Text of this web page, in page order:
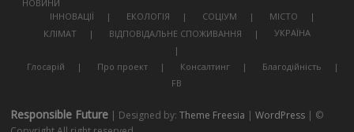
НОВИНИ
ІННОВАЦІЇ
ЕКОЛОГІЯ СОЦІУМ
МІСТО
КЛІМАТ
ВІДПОВІДАЛЬНЕ СПОЖИВАННЯ УКРАЇНА
Глосарій Про проект Консалтинг
Благодійність
FB
Responsible Future | Designed by:Theme Freesia |WordPress | ©